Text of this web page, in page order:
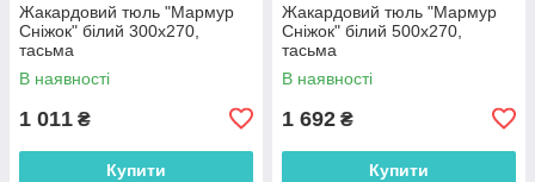
Жакардовий тюль "Мармур
Сніжок" білий 300х270,
тасьма
В наявності
1 011 ₴
Купити
Жакардовий тюль "Мармур
Сніжок" білий 500х270,
тасьма
В наявності
1 692 ₴
Купити